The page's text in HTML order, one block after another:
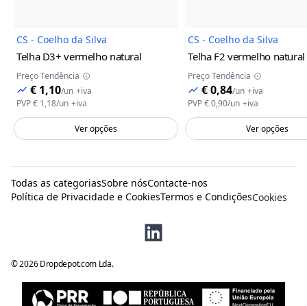
CS - Coelho da Silva
Telha D3+ vermelho natural
Preço Tendência
€ 1,10/un +iva
PVP€ 1,18/un +iva
Ver opções
CS - Coelho da Silva
Telha F2 vermelho natural
Preço Tendência
€ 0,84/un +iva
PVP€ 0,90/un +iva
Ver opções
©2026 Dropdepot.com Lda.
Todas as categoriasSobre nósContacte-nos
Política de Privacidade e CookiesTermos e CondiçõesCookies